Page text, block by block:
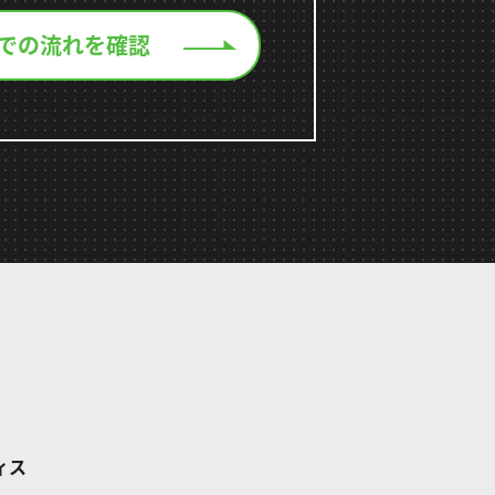
の流れを確認
ス